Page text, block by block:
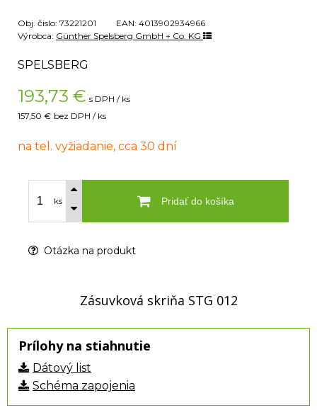
Obj. čislo: 73221201 EAN: 4013902934966
Výrobca: Günther Spelsberg GmbH + Co. KG
SPELSBERG
193,73 € s DPH / ks
157,50 € bez DPH / ks
na tel. vyžiadanie, cca 30 dní
ks Pridať do košíka
Otázka na produkt
Zásuvková skriňa STG 012
Prílohy na stiahnutie
Dátový list
Schéma zapojenia